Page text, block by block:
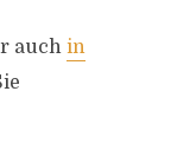
auch in